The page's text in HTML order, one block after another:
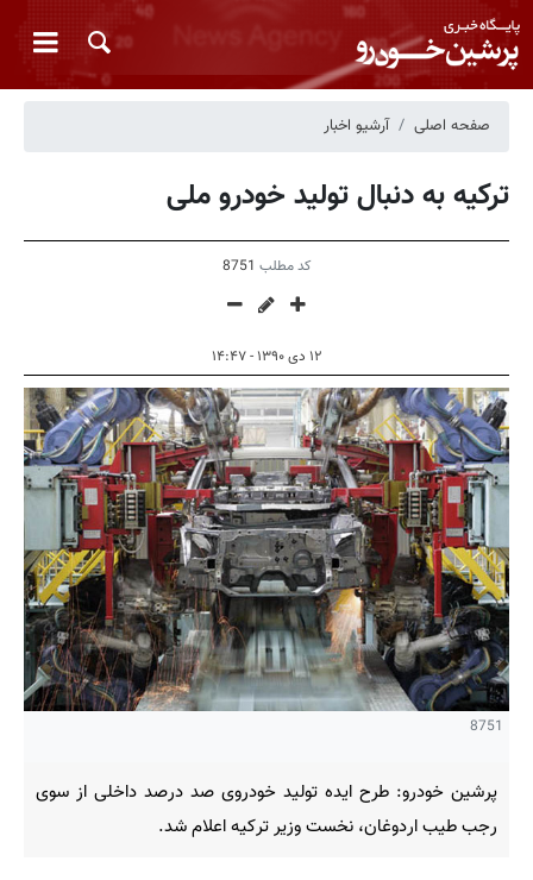
صفحه اصلی آرشیو اخبار
ترکیه به دنبال تولید خودرو ملی
کد مطلب 8751
۱۲ دی ۱۳۹۰ - ۱۴:۴۷
8751
پرشین خودرو: طرح ایده تولید خودروی صد درصد داخلی از سوی
رجب طیب اردوغان، نخست وزیر ترکیه اعلام شد.